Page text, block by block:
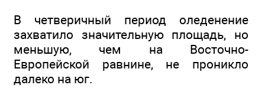
В четверичный период оледенение
захватило значительную площадь, но
меньшую, чем на Восточно-
Европейской равнине, не проникло
далеко на юг.